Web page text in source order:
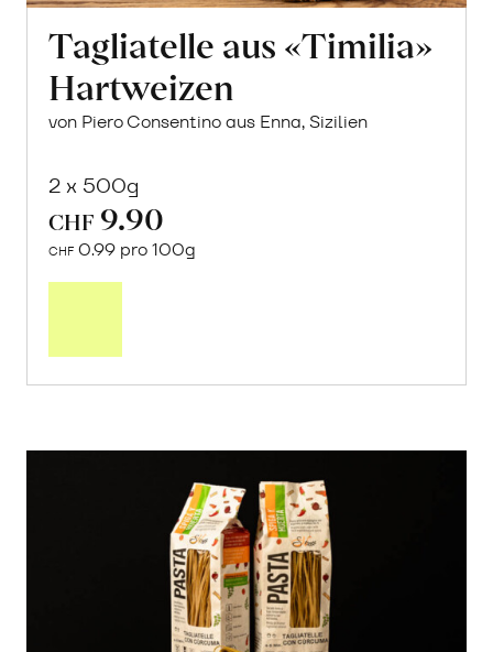
Tagliatelle aus «Timilia»
Hartweizen
von Piero Consentino aus Enna, Sizilien
2 x 500g
CHF 9.90
CHF 0.99 pro 100g